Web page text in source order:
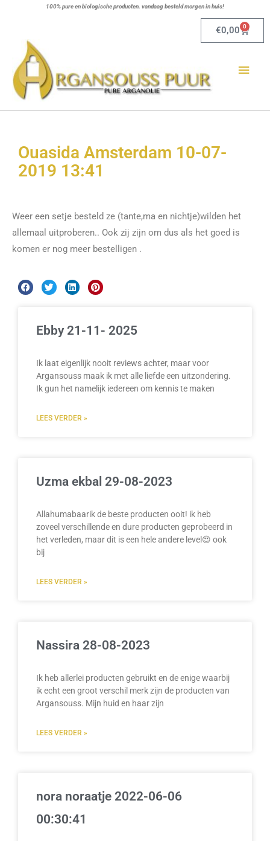
100% pure en biologische producten. vandaag besteld morgen in huis!
€0,00 0
Ouasida Amsterdam 10-07-
2019 13:41
Weer een setje besteld ze (tante,ma en nichtje)wilden het
allemaal uitproberen.. Ook zij zijn om dus als het goed is
komen er nog meer bestelligen .
Ebby 21-11- 2025
Ik laat eigenlijk nooit reviews achter, maar voor
Argansouss maak ik met alle liefde een uitzondering.
Ik gun het namelijk iedereen om kennis te maken
LEES VERDER »
Uzma ekbal 29-08-2023
Allahumabaarik de beste producten ooit! ik heb
zoveel verschillende en dure producten geprobeerd in
het verleden, maar dit is een hele andere level😍 ook
bij
LEES VERDER »
Nassira 28-08-2023
Ik heb allerlei producten gebruikt en de enige waarbij
ik echt een groot verschil merk zijn de producten van
Argansouss. Mijn huid en haar zijn
LEES VERDER »
nora noraatje 2022-06-06
00:30:41